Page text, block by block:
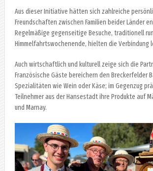
Aus dieser Initiative hätten sich zahlreiche
Freundschaften zwischen Familien beider Länder
Regelmäßige gegenseitige Besuche, traditionell
Himmelfahrtswochenende, hielten die Verbindung
Auch wirtschaftlich und kulturell zeige sich die
Französische Gäste bereichern den Breckerfelder
Spezialitäten wie Wein oder Käse; im Gegenzug
Teilnehmer aus der Hansestadt ihre Produkte auf
und Marnay.